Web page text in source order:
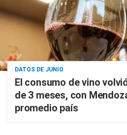
DATOS DE JUNIO
El consumo de vino
de 3 meses, con
promedio país